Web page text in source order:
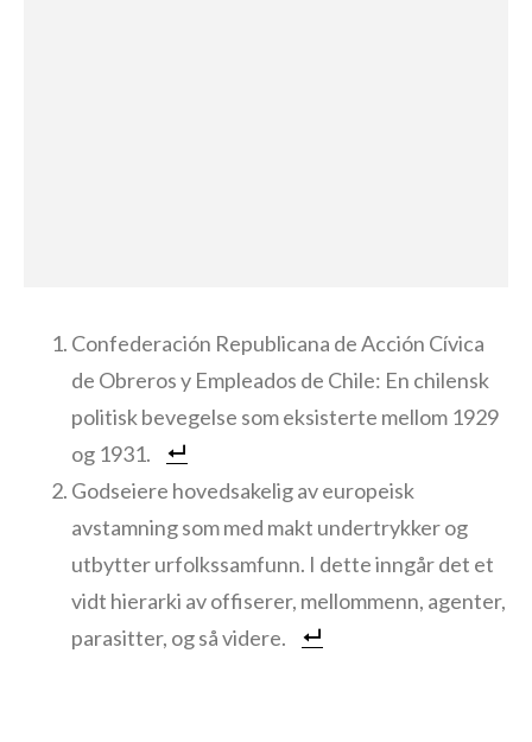
Confederación Republicana de Acción Cívica
de Obreros y Empleados de Chile: En chilensk
politisk bevegelse som eksisterte mellom 1929
og 1931.
Godseiere hovedsakelig av europeisk
avstamning som med makt undertrykker og
utbytter urfolkssamfunn. I dette inngår det et
vidt hierarki av offiserer, mellommenn, agenter,
parasitter, og så videre.